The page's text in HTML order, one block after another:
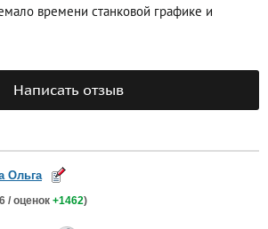
времени станковой графике и
Написать отзыв
Ольга
/ оценок +1462)